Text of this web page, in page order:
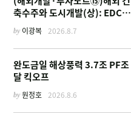
축수주와 도시개발(상): EDCF
부터 계열사 진출 위한 복합시설
까지
by 이광복 2026.8.7
완도금일 해상풍력 3.7조 PF조
달 킥오프
by원정호 2026.8.6